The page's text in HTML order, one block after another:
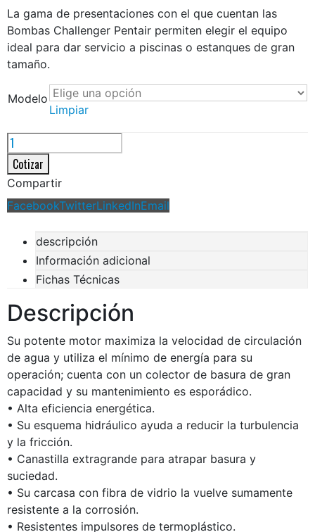
La gama de presentaciones con el que cuentan las
Bombas Challenger Pentair permiten elegir el equipo
ideal para dar servicio a piscinas o estanques de gran
tamaño.
Modelo
Limpiar
Cotizar
Compartir
FacebookTwitterLinkedInEmail
descripción
Información adicional
Fichas Técnicas
Descripción
Su potente motor maximiza la velocidad de circulación
de agua y utiliza el mínimo de energía para su
operación; cuenta con un colector de basura de gran
capacidad y su mantenimiento es esporádico.
• Alta eficiencia energética.
• Su esquema hidráulico ayuda a reducir la turbulencia
y la fricción.
• Canastilla extragrande para atrapar basura y
suciedad.
• Su carcasa con fibra de vidrio la vuelve sumamente
resistente a la corrosión.
• Resistentes impulsores de termoplástico.